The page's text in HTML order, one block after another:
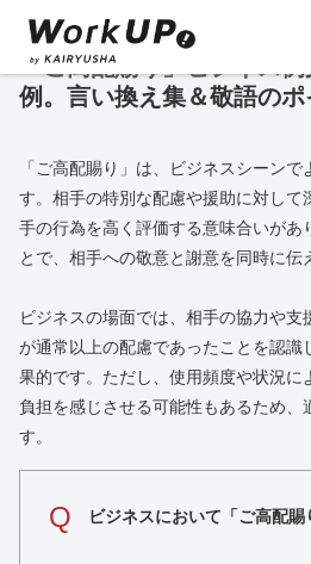
「ご高配賜り」ビジネス例
例。言い換え集＆敬語のポ
「ご高配賜り」は、ビジネスシーン
す。相手の特別な配慮や援助に対して
手の行為を高く評価する意味合いがあ
とで、相手への敬意と謝意を同時に伝
ビジネスの場面では、相手の協力や支
が通常以上の配慮であったことを認識
果的です。ただし、使用頻度や状況に
負担を感じさせる可能性もあるため、
す。
Q ビジネスにおいて「ご高配賜